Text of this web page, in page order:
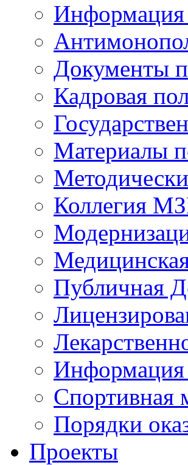
Информация
Документы
Кадровая
Материалы
Коллегия
Публичная
Информация
Спортивная
Порядки
Проекты